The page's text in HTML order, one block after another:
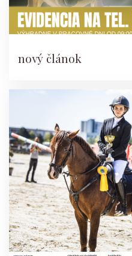
nový článok